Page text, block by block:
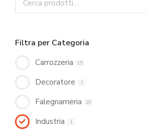
Filtra per Categoria
Carrozzeria 15
Decoratore 1
Falegnameria 10
Industria 1